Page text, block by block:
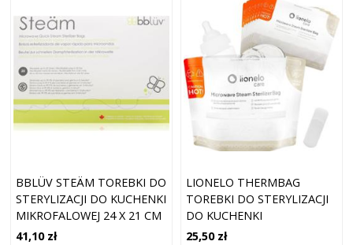
BBLÜV STEÄM TOREBKI DO
STERYLIZACJI DO KUCHENKI
MIKROFALOWEJ 24 X 21 CM
6 SZT.
41,10 zł
LIONELO THERMBAG
TOREBKI DO STERYLIZACJI
DO KUCHENKI
MIKROFALOWEJ 8 SZT.
25,50 zł